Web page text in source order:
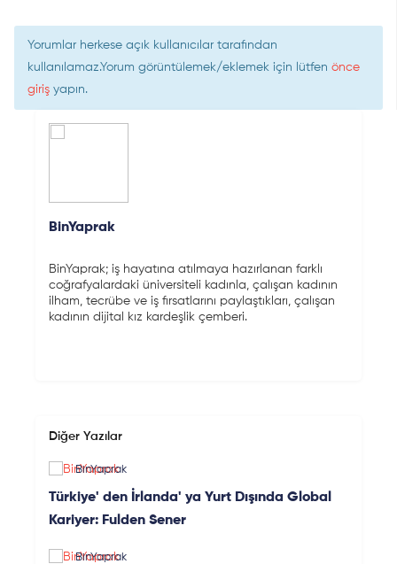
Yorumlar herkese açık kullanıcılar tarafından
kullanılamaz.Yorum görüntülemek/eklemek için lütfen önce
giriş yapın.
BinYaprak
BinYaprak; iş hayatına atılmaya hazırlanan farklı
coğrafyalardaki üniversiteli kadınla, çalışan kadının
ilham, tecrübe ve iş fırsatlarını paylaştıkları, çalışan
kadının dijital kız kardeşlik çemberi.
Diğer Yazılar
BinYaprak
Türkiye' den İrlanda' ya Yurt Dışında Global
Kariyer: Fulden Sener
BinYaprak